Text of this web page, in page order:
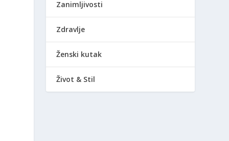
Zanimljivosti
Zdravlje
Ženski kutak
Život & Stil